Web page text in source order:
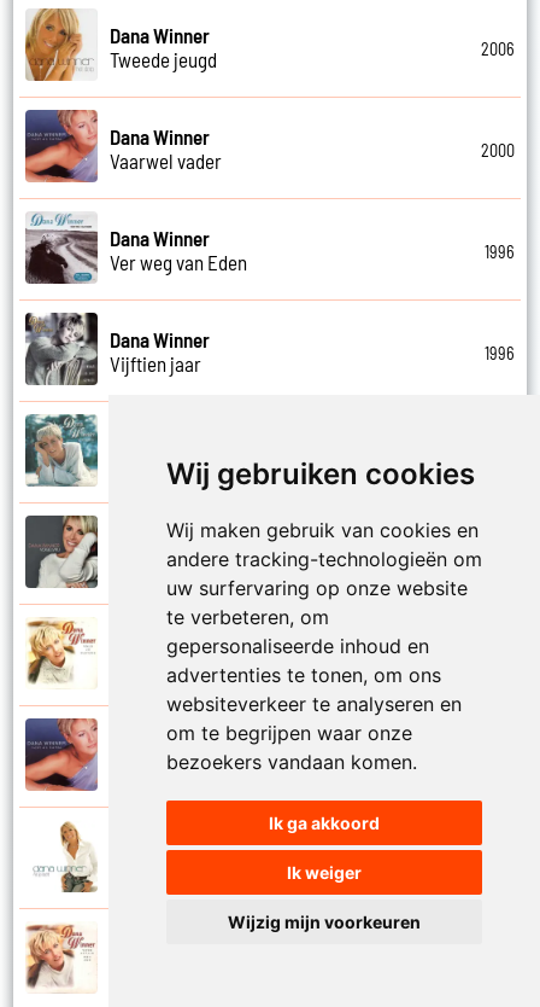
Wij gebruiken cookies
Wij maken gebruik van cookies en
andere tracking-technologieën om
uw surfervaring op onze website
te verbeteren, om
gepersonaliseerde inhoud en
advertenties te tonen, om ons
websiteverkeer te analyseren en
om te begrijpen waar onze
bezoekers vandaan komen.
Ik ga akkoord
Ik weiger
Wijzig mijn voorkeuren
Dana Winner
Tweede jeugd
2006
Dana Winner
Vaarwel vader
2000
Dana Winner
Ver weg van Eden
1996
Dana Winner
Vijftien jaar
1996
Vleugels
Dana Winner
Vogelvrij
Dana Winner
Volg je natuur
Dana Winner
Voor altijd
Dana Winner